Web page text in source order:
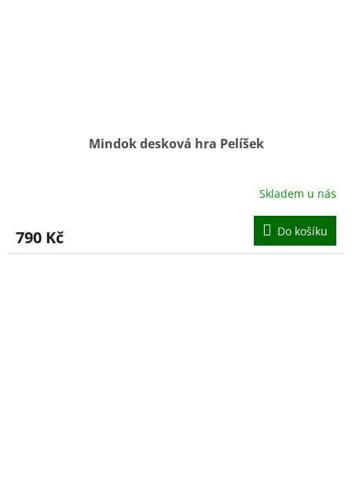
Mindok desková hra Pelíšek
Skladem u nás
790 Kč Do košíku